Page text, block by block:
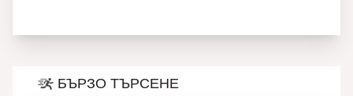
БЪРЗО ТЪРСЕНЕ